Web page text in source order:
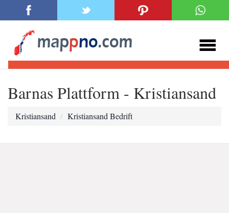
Barnas Plattform - Kristiansand
Kristiansand Kristiansand Bedrift